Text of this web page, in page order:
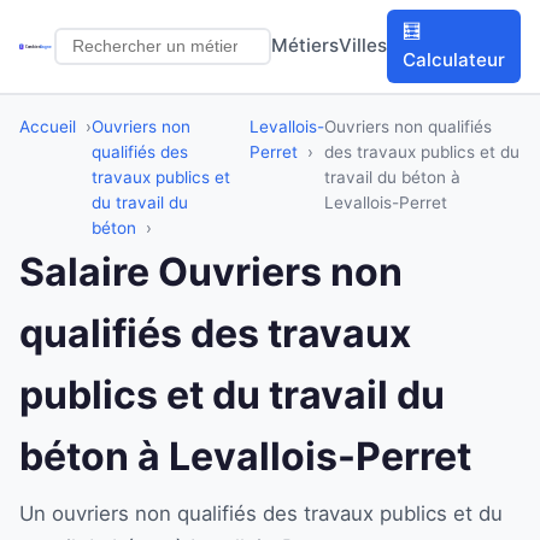
MétiersVilles
🧮
Calculateur
Accueil
Ouvriers non
qualifiés des
travaux publics et
du travail du
béton
Levallois-
Perret
Ouvriers non qualifiés
des travaux publics et du
travail du béton à
Levallois-Perret
Salaire Ouvriers non
qualifiés des travaux
publics et du travail du
béton à Levallois-Perret
Un ouvriers non qualifiés des travaux publics et du